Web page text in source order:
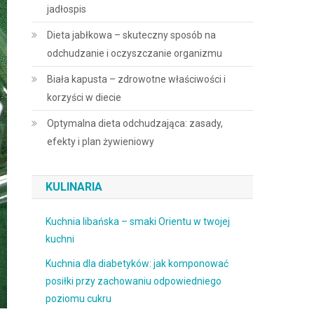
jadłospis
Dieta jabłkowa – skuteczny sposób na
odchudzanie i oczyszczanie organizmu
Biała kapusta – zdrowotne właściwości i
korzyści w diecie
Optymalna dieta odchudzająca: zasady,
efekty i plan żywieniowy
KULINARIA
Kuchnia libańska – smaki Orientu w twojej
kuchni
Kuchnia dla diabetyków: jak komponować
posiłki przy zachowaniu odpowiedniego
poziomu cukru